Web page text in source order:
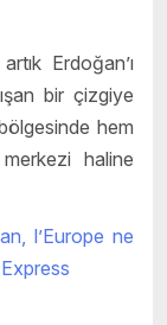
Erdoğan’ı
bir çizgiye
hem
haline
l’Europe ne